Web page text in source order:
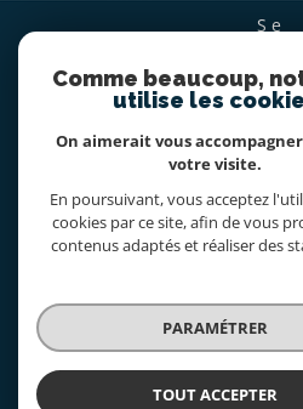
se
espace
nous
SUIVRE
© 2026 | Tous droits réservés |
Comme beaucoup,
utilise les
On aimerait vous
votre visite.
En poursuivant, vous acceptez
cookies par ce site, afin de vous
contenus adaptés et réaliser des
PARAMÉTRER
TOUT ACCEPTER